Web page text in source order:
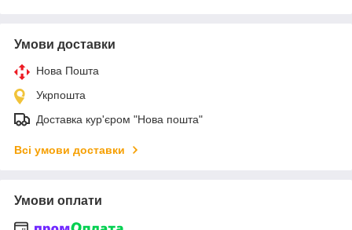
Умови доставки
Нова Пошта
Укрпошта
Доставка кур'єром "Нова пошта"
Всі умови доставки
Умови оплати